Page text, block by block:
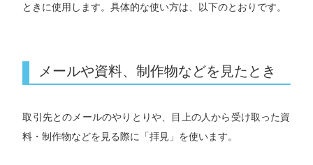
ときに使用します。具体的な使い方は、以下のとおりです。
メールや資料、制作物などを見たとき
取引先とのメールのやりとりや、目上の人から受け取った資
料・制作物などを見る際に「拝見」を使います。